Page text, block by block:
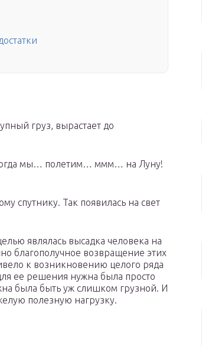
груз, вырастает до
мы… полетим… ммм… на Луну!
спутнику. Так появилась на свет
являлась высадка человека на
благополучное возвращение этих
к возникновению целого ряда
ее решения нужна была просто
была быть уж слишком грузной. И
полезную нагрузку.